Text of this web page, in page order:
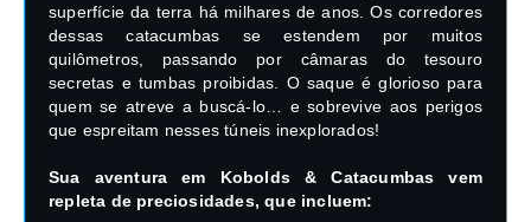
superfície da terra há milhares de anos. Os corredores
dessas catacumbas se estendem por muitos
quilômetros, passando por câmaras do tesouro
secretas e tumbas proibidas. O saque é glorioso para
quem se atreve a buscá-lo… e sobrevive aos perigos
que espreitam nesses túneis inexplorados!
Sua aventura em Kobolds & Catacumbas vem
repleta de preciosidades, que incluem: